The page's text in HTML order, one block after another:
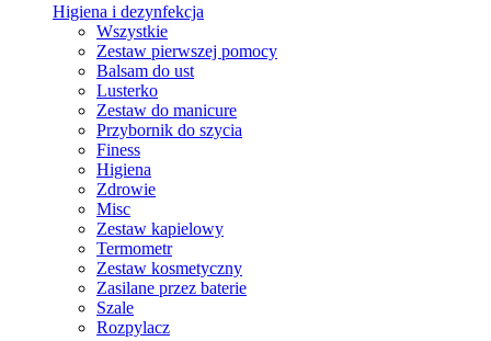
Higiena i dezynfekcja
Wszystkie
Zestaw pierwszej pomocy
Balsam do ust
Lusterko
Zestaw do manicure
Przybornik do szycia
Finess
Higiena
Zdrowie
Misc
Zestaw kapielowy
Termometr
Zestaw kosmetyczny
Zasilane przez baterie
Szale
Rozpylacz